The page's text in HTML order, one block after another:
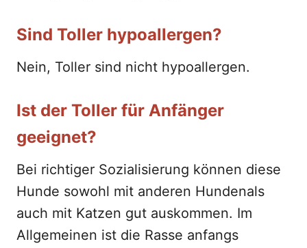
Sind Toller hypoallergen?
Nein, Toller sind nicht hypoallergen.
Ist der Toller für Anfänger
geeignet?
Bei richtiger Sozialisierung können diese
Hunde sowohl mit anderen Hundenals
auch mit Katzen gut auskommen. Im
Allgemeinen ist die Rasse anfangs